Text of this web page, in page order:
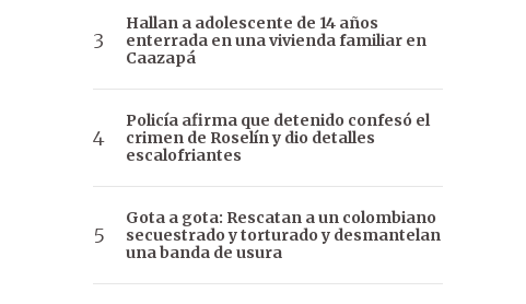
Hallan a adolescente de 14 años
enterrada en una vivienda familiar en
Caazapá
Policía afirma que detenido confesó el
crimen de Roselín y dio detalles
escalofriantes
Gota a gota: Rescatan a un colombiano
secuestrado y torturado y desmantelan
una banda de usura